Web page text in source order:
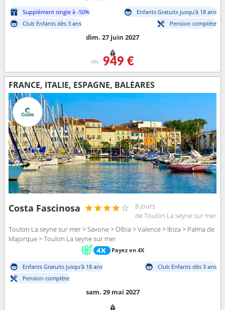
Supplément single à -50%
Enfants Gratuits jusqu'à 18 ans
Club Enfants dès 3 ans
Pension complète
dim. 27 juin 2027
dès 949 €
FRANCE, ITALIE, ESPAGNE, BALÉARES
Costa Fascinosa
8 jours
de Toulon La seyne sur mer
Toulon La seyne sur mer > Savone > Olbia > Valence > Ibiza > Palma de
Majorque > Toulon La seyne sur mer
Payez en 4X
Enfants Gratuits jusqu'à 18 ans
Club Enfants dès 3 ans
Pension complète
sam. 29 mai 2027